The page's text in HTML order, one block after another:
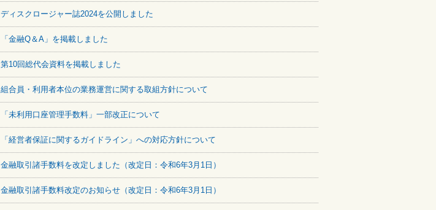
ディスクロージャー誌2024を公開しました
「金融Q＆A」を掲載しました
第10回総代会資料を掲載しました
組合員・利用者本位の業務運営に関する取組方針について
「未利用口座管理手数料」一部改正について
「経営者保証に関するガイドライン」への対応方針について
金融取引諸手数料を改定しました（改定日：令和6年3月1日）
金融取引諸手数料改定のお知らせ（改定日：令和6年3月1日）